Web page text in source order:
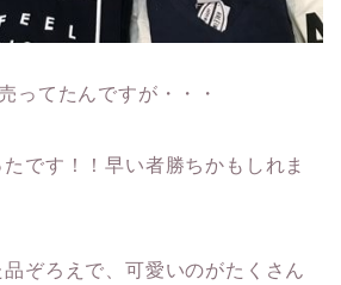
ってたんですが・・・
です！！早い者勝ちかもしれま
ぞろえで、可愛いのがたくさん